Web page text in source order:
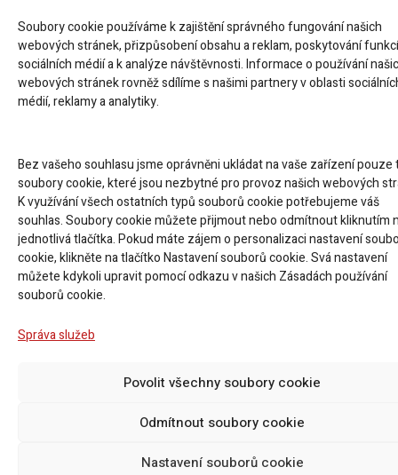
Soubory cookie používáme k zajištění správného fungování našich
webových stránek, přizpůsobení obsahu a reklam, poskytování funkcí
sociálních médií a k analýze návštěvnosti. Informace o používání
webových stránek rovněž sdílíme s našimi partnery v oblasti
médií, reklamy a analytiky.
Bez vašeho souhlasu jsme oprávněni ukládat na vaše zařízení pouze
soubory cookie, které jsou nezbytné pro provoz našich webových
K využívání všech ostatních typů souborů cookie potřebujeme váš
souhlas. Soubory cookie můžete přijmout nebo odmítnout kliknutím
jednotlivá tlačítka. Pokud máte zájem o personalizaci nastavení
cookie, klikněte na tlačítko Nastavení souborů cookie. Svá nastavení
můžete kdykoli upravit pomocí odkazu v našich Zásadách používání
souborů cookie.
Správa služeb
Povolit všechny soubory cookie
Odmítnout soubory cookie
Nastavení souborů cookie
Staňte se
členem
ETL
GLOBAL
Czech
Republic
Audit
Outsourcing
Právní
služby
ETL GLOBAL Czech Republic je stejně jako ETL GLOBAL
skupinou složenou z několika nezávislých, ale většinou
finančně propojených společností. Všechny tyto subjekty
jsou členy mezinárodní organizace ETL INTERNATIONAL
se sídlem v Německu.
©
-